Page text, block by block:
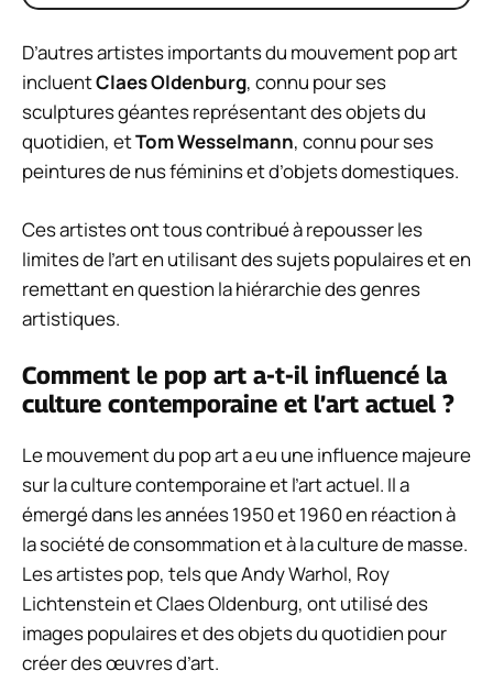
D’autres artistes importants du mouvement pop art
incluentClaes Oldenburg, connu pour ses
sculptures géantes représentant des objets du
quotidien, etTom Wesselmann, connu pour ses
peintures de nus féminins et d’objets domestiques.
Ces artistes ont tous contribué à repousser les
limites de l’art en utilisant des sujets populaires et en
remettant en question la hiérarchie des genres
artistiques.
Comment le pop art a-t-il influencé la
culture contemporaine et l’art actuel ?
Le mouvement du pop art a eu une influence majeure
sur la culture contemporaine et l’art actuel. Il a
émergé dans les années 1950 et 1960 en réaction à
la société de consommation et à la culture de masse.
Les artistes pop, tels que Andy Warhol, Roy
Lichtenstein et Claes Oldenburg, ont utilisé des
images populaires et des objets du quotidien pour
créer des œuvres d’art.